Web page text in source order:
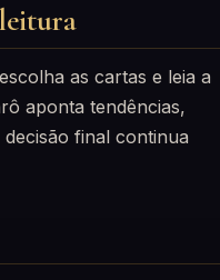
as cartas e leia a
aponta tendências,
decisão final continua